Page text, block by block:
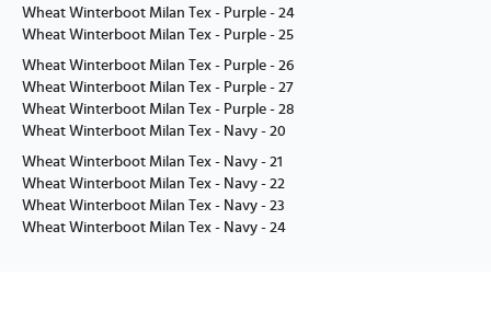
Wheat Winterboot Milan Tex - Purple - 24
Wheat Winterboot Milan Tex - Purple - 25
Wheat Winterboot Milan Tex - Purple - 26
Wheat Winterboot Milan Tex - Purple - 27
Wheat Winterboot Milan Tex - Purple - 28
Wheat Winterboot Milan Tex - Navy - 20
Wheat Winterboot Milan Tex - Navy - 21
Wheat Winterboot Milan Tex - Navy - 22
Wheat Winterboot Milan Tex - Navy - 23
Wheat Winterboot Milan Tex - Navy - 24